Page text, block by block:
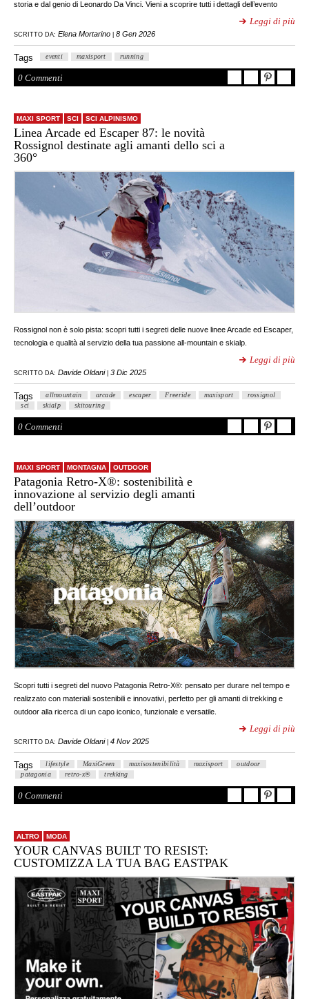
storia e dal genio di Leonardo Da Vinci. Vieni a scoprire tutti i dettagli dell’evento
Leggi di più
SCRITTO DA: Elena Mortarino 8 Gen 2026
Tags eventi maxisport running
0 Commenti
MAXI SPORT SCI SCI ALPINISMO
Linea Arcade ed Escaper 87: le novità
Rossignol destinate agli amanti dello sci a
360°
Rossignol non è solo pista: scopri tutti i segreti delle nuove linee Arcade ed Escaper,
tecnologia e qualità al servizio della tua passione all-mountain e skialp.
Leggi di più
SCRITTO DA: Davide Oldani 3 Dic 2025
Tags allmountain arcade escaper Freeride maxisport
rossignol
sci
skialp skitouring
0 Commenti
MAXI SPORT MONTAGNA OUTDOOR
Patagonia Retro-X®: sostenibilità e
innovazione al servizio degli amanti
dell’outdoor
Scopri tutti i segreti del nuovo Patagonia Retro-X®: pensato per durare nel tempo e
realizzato con materiali sostenibili e innovativi, perfetto per gli amanti di trekking e
outdoor alla ricerca di un capo iconico, funzionale e versatile.
Leggi di più
SCRITTO DA: Davide Oldani 4 Nov 2025
Tags lifestyle MaxiGreen maxisostenibilità maxisport
outdoor
patagonia
retro-x® trekking
0 Commenti
ALTRO MODA
YOUR CANVAS BUILT TO RESIST:
CUSTOMIZZA LA TUA BAG EASTPAK